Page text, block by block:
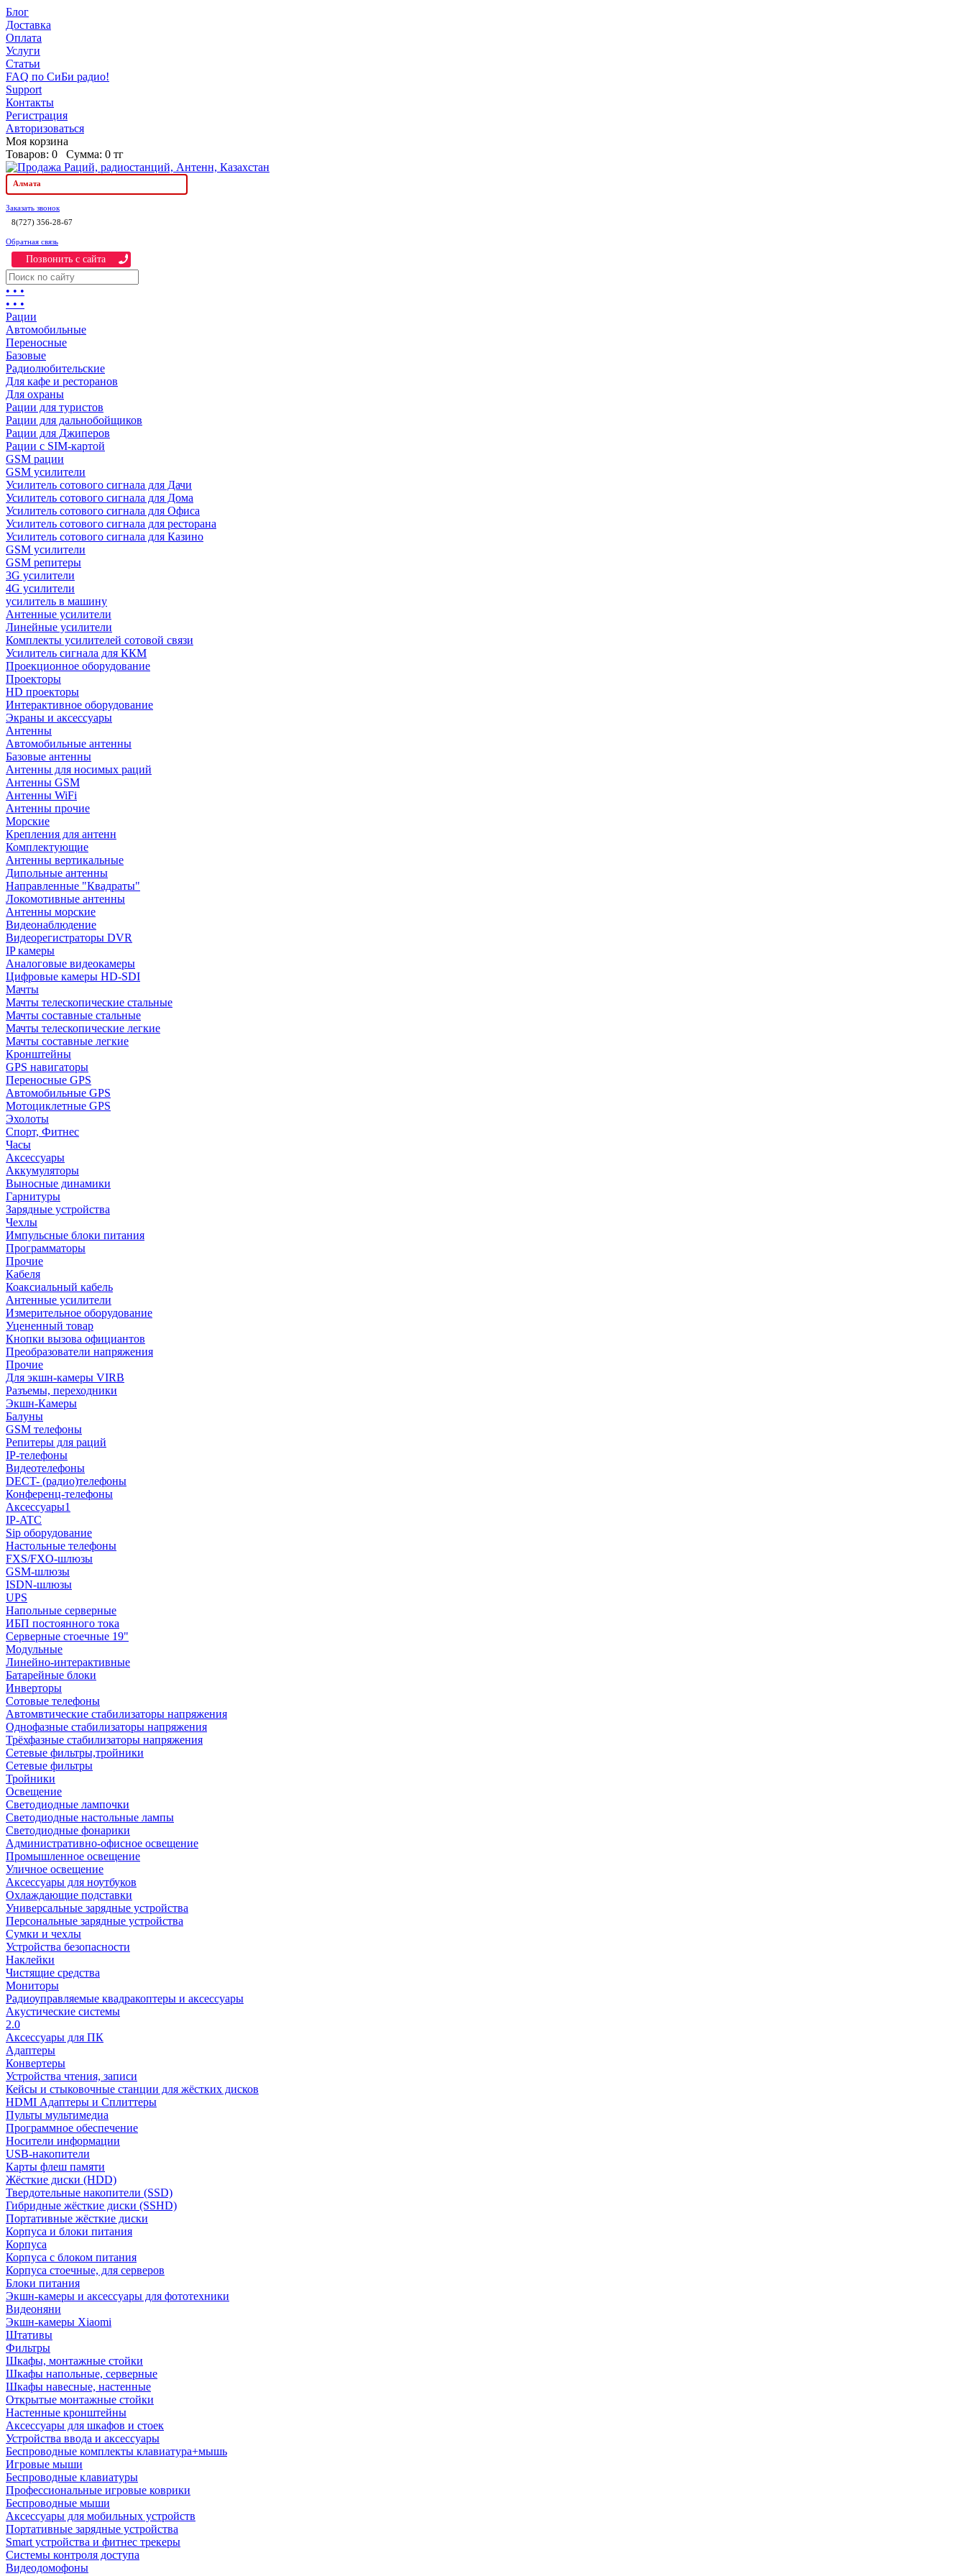
Блог
Доставка
Оплата
Услуги
Статьи
FAQ по СиБи радио!
Support
Контакты
Регистрация
Авторизоваться
Моя корзина
Товаров: 0 Сумма: 0 тг
Алмата
Заказать звонок
8(727) 356-28-67
Обратная связь
Позвонить c сайта
• • •
• • •
Рации
Автомобильные
Переносные
Базовые
Радиолюбительские
Для кафе и ресторанов
Для охраны
Рации для туристов
Рации для дальнобойщиков
Рации для Джиперов
Рации с SIM-картой
GSM рации
GSM усилители
Усилитель сотового сигнала для Дачи
Усилитель сотового сигнала для Дома
Усилитель сотового сигнала для Офиса
Усилитель сотового сигнала для ресторана
Усилитель сотового сигнала для Казино
GSM усилители
GSM репитеры
3G усилители
4G усилители
усилитель в машину
Антенные усилители
Линейные усилители
Комплекты усилителей сотовой связи
Усилитель сигнала для ККМ
Проекционное оборудование
Проекторы
HD проекторы
Интерактивное оборудование
Экраны и аксессуары
Антенны
Автомобильные антенны
Базовые антенны
Антенны для носимых раций
Антенны GSM
Антенны WiFi
Антенны прочие
Морские
Крепления для антенн
Комплектующие
Антенны вертикальные
Дипольные антенны
Направленные "Квадраты"
Локомотивные антенны
Антенны морские
Видеонаблюдение
Видеорегистраторы DVR
IP камеры
Аналоговые видеокамеры
Цифровые камеры HD-SDI
Мачты
Мачты телескопические стальные
Мачты составные стальные
Мачты телескопические легкие
Мачты составные легкие
Кронштейны
GPS навигаторы
Переносные GPS
Автомобильные GPS
Мотоциклетные GPS
Эхолоты
Спорт, Фитнес
Часы
Аксессуары
Аккумуляторы
Выносные динамики
Гарнитуры
Зарядные устройства
Чехлы
Импульсные блоки питания
Программаторы
Прочие
Кабеля
Коаксиальный кабель
Антенные усилители
Измерительное оборудование
Уцененный товар
Кнопки вызова официантов
Преобразователи напряжения
Прочие
Для экшн-камеры VIRB
Разъемы, переходники
Экшн-Камеры
Балуны
GSM телефоны
Репитеры для раций
IP-телефоны
Видеотелефоны
DECT- (радио)телефоны
Конференц-телефоны
Аксессуары1
IP-ATC
Sip оборудование
Настольные телефоны
FXS/FXO-шлюзы
GSM-шлюзы
ISDN-шлюзы
UPS
Напольные серверные
ИБП постоянного тока
Серверные стоечные 19"
Модульные
Линейно-интерактивные
Батарейные блоки
Инверторы
Сотовые телефоны
Автомвтические стабилизаторы напряжения
Однофазные стабилизаторы напряжения
Трёхфазные стабилизаторы напряжения
Сетевые фильтры,тройники
Сетевые фильтры
Тройники
Освещение
Светодиодные лампочки
Светодиодные настольные лампы
Светодиодные фонарики
Административно-офисное освещение
Промышленное освещение
Уличное освещение
Аксессуары для ноутбуков
Охлаждающие подставки
Универсальные зарядные устройства
Персональные зарядные устройства
Сумки и чехлы
Устройства безопасности
Наклейки
Чистящие средства
Мониторы
Радиоуправляемые квадракоптеры и аксессуары
Акустические системы
2.0
Аксессуары для ПК
Адаптеры
Конвертеры
Устройства чтения, записи
Кейсы и стыковочные станции для жёстких дисков
HDMI Адаптеры и Сплиттеры
Пульты мультимедиа
Программное обеспечение
Носители информации
USB-накопители
Карты флеш памяти
Жёсткие диски (HDD)
Твердотельные накопители (SSD)
Гибридные жёсткие диски (SSHD)
Портативные жёсткие диски
Корпуса и блоки питания
Корпуса
Корпуса с блоком питания
Корпуса стоечные, для серверов
Блоки питания
Экшн-камеры и аксессуары для фототехники
Видеоняни
Экшн-камеры Xiaomi
Штативы
Фильтры
Шкафы, монтажные стойки
Шкафы напольные, серверные
Шкафы навесные, настенные
Открытые монтажные стойки
Настенные кронштейны
Аксессуары для шкафов и стоек
Устройства ввода и аксессуары
Беспроводные комплекты клавиатура+мышь
Игровые мыши
Беспроводные клавиатуры
Профессиональные игровые коврики
Беспроводные мыши
Аксессуары для мобильных устройств
Портативные зарядные устройства
Smart устройства и фитнес трекеры
Системы контроля доступа
Видеодомофоны